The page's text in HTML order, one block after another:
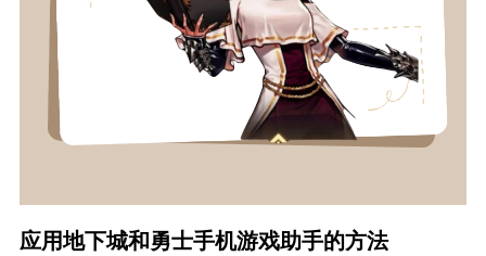
应用地下城和勇士手机游戏助手的方法